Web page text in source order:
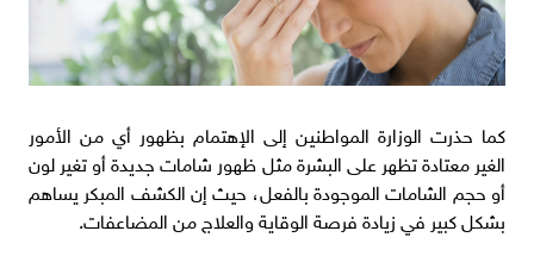
كما حذرت الوزارة المواطنين إلى الإهتمام بظهور أي من الأمور
الغير معتادة تظهر على البشرة مثل ظهور شامات جديدة أو تغير لون
أو حجم الشامات الموجودة بالفعل، حيث إن الكشف المبكر يساهم
بشكل كبير في زيادة فرصة الوقاية والعلاج من المضاعفات.